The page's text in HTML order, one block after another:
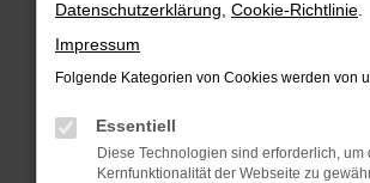
Laden andere Webseiten, zum
Suchmaschine?
Prüfe deine
können das Laden bestimmter
verhindern. Funktioniert die Seite
Datenschutzerklärung Cookie-Richtlinie
Impressum
Folgende Kategorien von Cookies werden von
Essentiell
Diese Technologien sind erforderlich, um
Kernfunktionalität der Webseite zu